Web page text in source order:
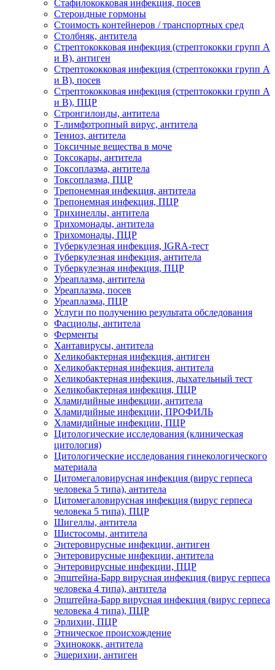
Стафилококковая инфекция, посев
Стероидные гормоны
Стоимость контейнеров / транспортных сред
Столбняк, антитела
Стрептококковая инфекция (стрептококки групп A
и B), антиген
Стрептококковая инфекция (стрептококки групп A
и B), посев
Стрептококковая инфекция (стрептококки групп A
и B), ПЦР
Стронгилоиды, антитела
Т-лимфотропный вирус, антитела
Тениоз, антитела
Токсичные вещества в моче
Токсокары, антитела
Токсоплазма, антитела
Токсоплазма, ПЦР
Трепонемная инфекция, антитела
Трепонемная инфекция, ПЦР
Трихинеллы, антитела
Трихомонады, антитела
Трихомонады, ПЦР
Туберкулезная инфекция, IGRA-тест
Туберкулезная инфекция, антитела
Туберкулезная инфекция, ПЦР
Уреаплазма, антитела
Уреаплазма, посев
Уреаплазма, ПЦР
Услуги по получению результата обследования
Фасциолы, антитела
Ферменты
Хантавирусы, антитела
Хеликобактерная инфекция, антиген
Хеликобактерная инфекция, антитела
Хеликобактерная инфекция, дыхательный тест
Хеликобактерная инфекция, ПЦР
Хламидийные инфекции, антитела
Хламидийные инфекции, ПРОФИЛЬ
Хламидийные инфекции, ПЦР
Цитологические исследования (клиническая
цитология)
Цитологические исследования гинекологического
материала
Цитомегаловирусная инфекция (вирус герпеса
человека 5 типа), антитела
Цитомегаловирусная инфекция (вирус герпеса
человека 5 типа), ПЦР
Шигеллы, антитела
Шистосомы, антитела
Энтеровирусные инфекции, антиген
Энтеровирусные инфекции, антитела
Энтеровирусные инфекции, ПЦР
Эпштейна-Барр вирусная инфекция (вирус герпеса
человека 4 типа), антитела
Эпштейна-Барр вирусная инфекция (вирус герпеса
человека 4 типа), ПЦР
Эрлихии, ПЦР
Этническое происхождение
Эхинококк, антитела
Эшерихии, антиген